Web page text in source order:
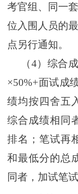
考官组、同一
位入围人员的
点另行通知。
（4）综合
×50%+面试成
绩均按四舍五
综合成绩相同
排名；笔试再
和最低分的总
同者，加试笔试